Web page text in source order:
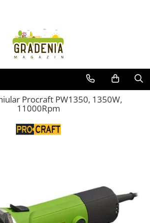
Procraft PW1350, 1350W,
11000Rpm